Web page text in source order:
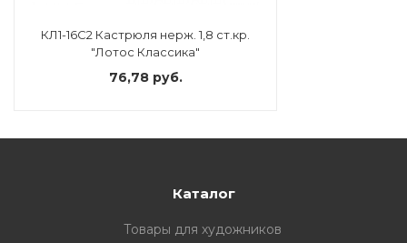
КЛ1-16С2 Кастрюля нерж. 1,8 ст.кр.
"Лотос Классика"
76,78 руб.
Каталог
Товары для художников